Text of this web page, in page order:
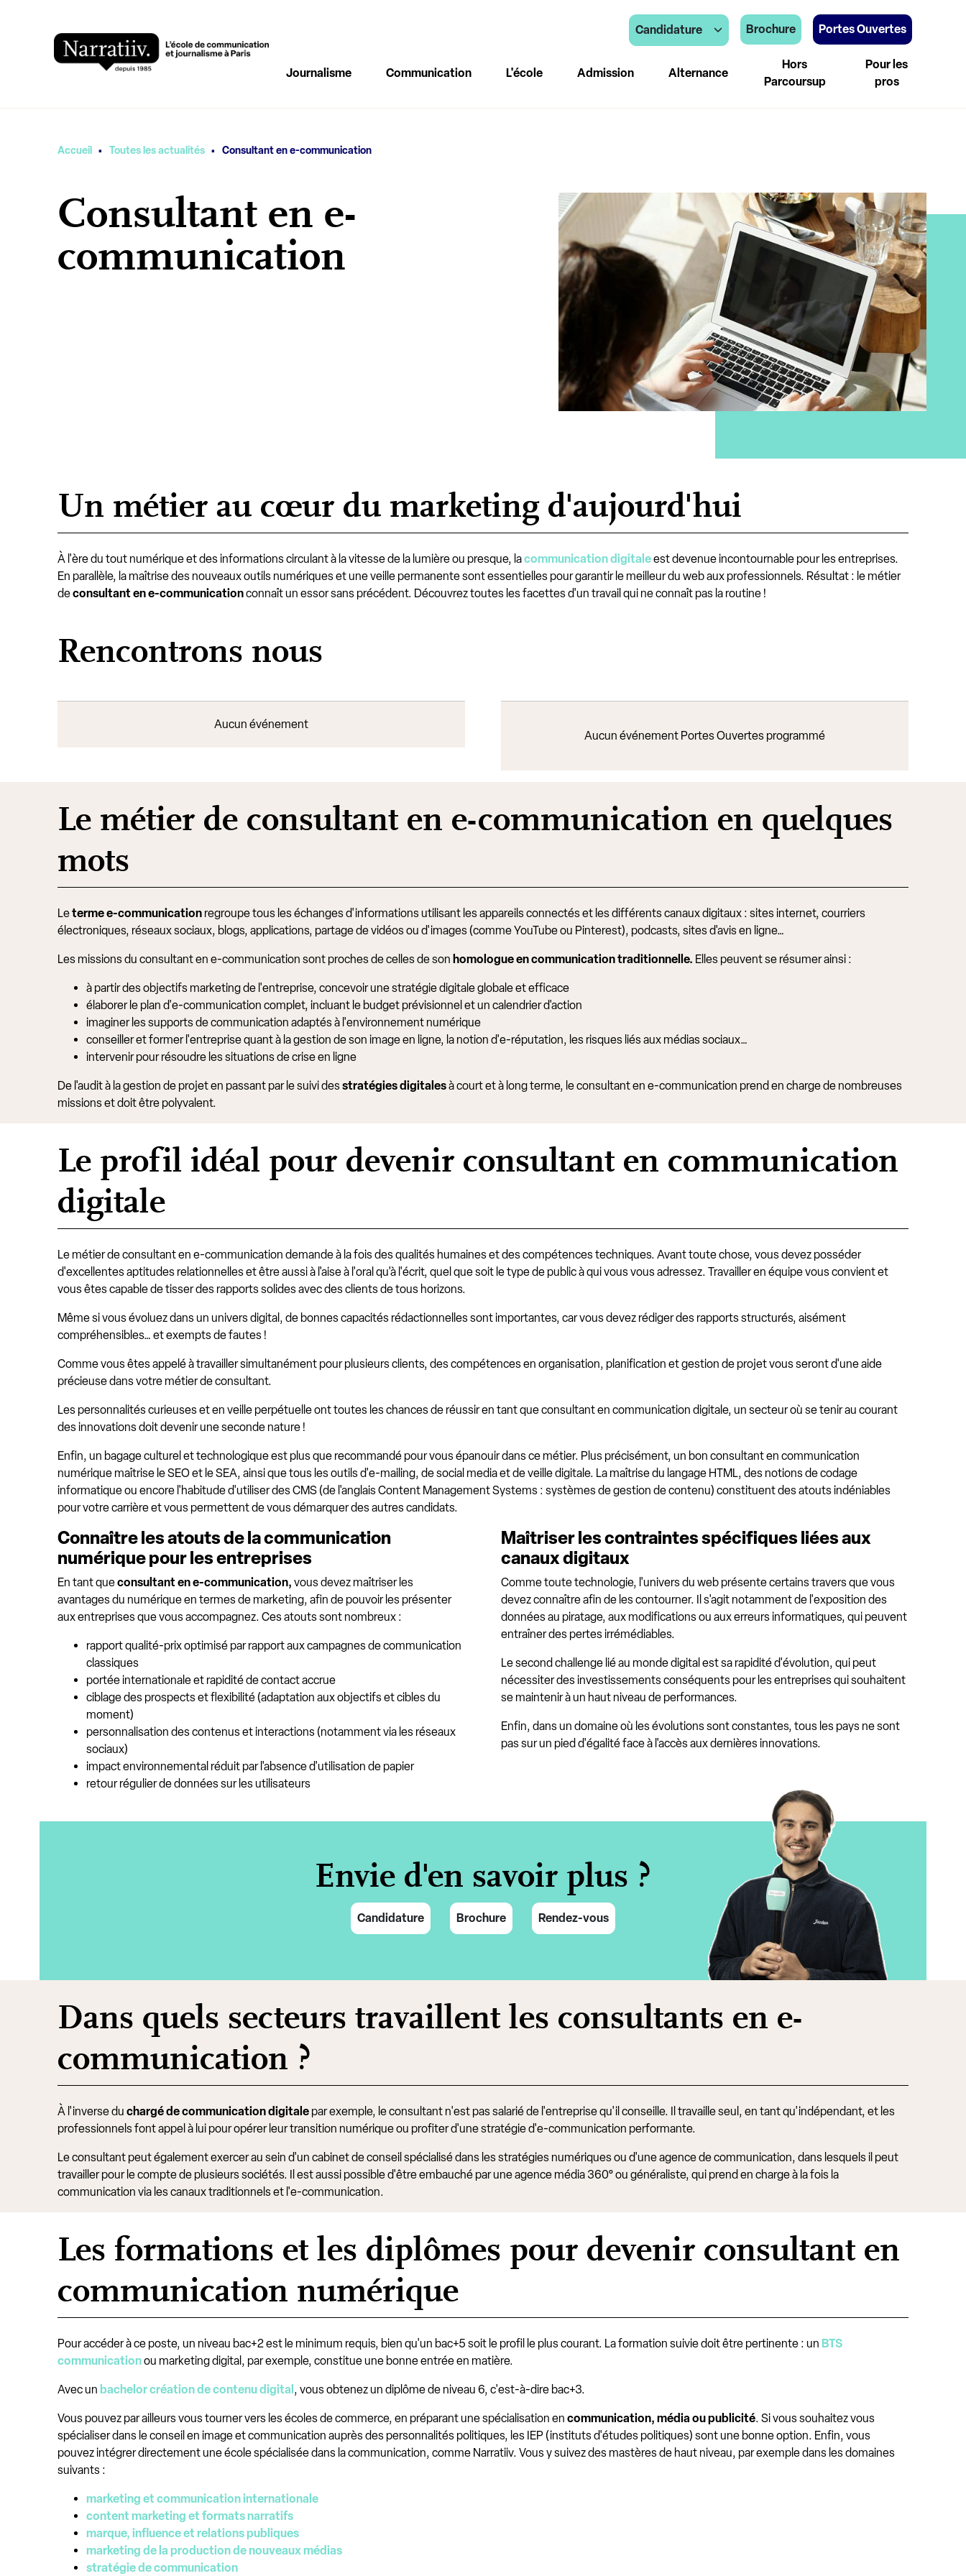
Vous êtes ici
Accueil · Toutes les actualités · Consultant en e-communication
Consultant en e-
communication
Un métier au cœur du marketing d'aujourd'hui
À l'ère du tout numérique et des informations circulant à la vitesse de la lumière ou presque, lacommunication digitaleest devenue incontournable pour les entreprises.
En parallèle, la maîtrise des nouveaux outils numériques et une veille permanente sont essentielles pour garantir le meilleur du web aux professionnels. Résultat : le métier
deconsultant en e-communicationconnaît un essor sans précédent. Découvrez toutes les facettes d'un travail qui ne connaît pas la routine !
Rencontrons nous
Aucun événement
Aucun événement Portes Ouvertes programmé
Le métier de consultant en e-communication en quelques
mots
Leterme e-communication regroupe tous les échanges d'informations utilisant les appareils connectés et les différents canaux digitaux : sites internet, courriers
électroniques, réseaux sociaux, blogs, applications, partage de vidéos ou d'images (comme YouTube ou Pinterest), podcasts, sites d'avis en ligne…
Les missions du consultant en e-communication sont proches de celles de son homologue en communication traditionnelle. Elles peuvent se résumer ainsi :
à partir des objectifs marketing de l'entreprise, concevoir une stratégie digitale globale et efficace
élaborer le plan d'e-communication complet, incluant le budget prévisionnel et un calendrier d'action
imaginer les supports de communication adaptés à l'environnement numérique
conseiller et former l'entreprise quant à la gestion de son image en ligne, la notion d'e-réputation, les risques liés aux médias sociaux…
intervenir pour résoudre les situations de crise en ligne
De l'audit à la gestion de projet en passant par le suivi desstratégies digitalesà court et à long terme, le consultant en e-communication prend en charge de nombreuses
missions et doit être polyvalent.
Le profil idéal pour devenir consultant en communication
digitale
Le métier de consultant en e-communication demande à la fois des qualités humaines et des compétences techniques. Avant toute chose, vous devez posséder
d'excellentes aptitudes relationnelles et être aussi à l'aise à l'oral qu'à l'écrit, quel que soit le type de public à qui vous vous adressez. Travailler en équipe vous convient et
vous êtes capable de tisser des rapports solides avec des clients de tous horizons.
Même si vous évoluez dans un univers digital, de bonnes capacités rédactionnelles sont importantes, car vous devez rédiger des rapports structurés, aisément
compréhensibles… et exempts de fautes !
Comme vous êtes appelé à travailler simultanément pour plusieurs clients, des compétences en organisation, planification et gestion de projet vous seront d'une aide
précieuse dans votre métier de consultant.
Les personnalités curieuses et en veille perpétuelle ont toutes les chances de réussir en tant que consultant en communication digitale, un secteur où se tenir au courant
des innovations doit devenir une seconde nature !
Enfin, un bagage culturel et technologique est plus que recommandé pour vous épanouir dans ce métier. Plus précisément, un bon consultant en communication
numérique maîtrise le SEO et le SEA, ainsi que tous les outils d'e-mailing, de social media et de veille digitale. La maîtrise du langage HTML, des notions de codage
informatique ou encore l'habitude d'utiliser des CMS (de l'anglais Content Management Systems : systèmes de gestion de contenu) constituent des atouts indéniables
pour votre carrière et vous permettent de vous démarquer des autres candidats.
Connaître les atouts de la communication
numérique pour les entreprises
En tant queconsultant en e-communication, vous devez maîtriser les
avantages du numérique en termes de marketing, afin de pouvoir les présenter
aux entreprises que vous accompagnez. Ces atouts sont nombreux :
rapport qualité-prix optimisé par rapport aux campagnes de communication
classiques
portée internationale et rapidité de contact accrue
ciblage des prospects et flexibilité (adaptation aux objectifs et cibles du
moment)
personnalisation des contenus et interactions (notamment via les réseaux
sociaux)
impact environnemental réduit par l'absence d'utilisation de papier
retour régulier de données sur les utilisateurs
Maîtriser les contraintes spécifiques liées aux
canaux digitaux
Comme toute technologie, l'univers du web présente certains travers que vous
devez connaître afin de les contourner. Il s'agit notamment de l'exposition des
données au piratage, aux modifications ou aux erreurs informatiques, qui peuvent
entraîner des pertes irrémédiables.
Le second challenge lié au monde digital est sa rapidité d'évolution, qui peut
nécessiter des investissements conséquents pour les entreprises qui souhaitent
se maintenir à un haut niveau de performances.
Enfin, dans un domaine où les évolutions sont constantes, tous les pays ne sont
pas sur un pied d'égalité face à l'accès aux dernières innovations.
Envie d'en savoir plus ?
Candidature Brochure Rendez-vous
Dans quels secteurs travaillent les consultants en e-
communication ?
À l'inverse du chargé de communication digitale par exemple, le consultant n'est pas salarié de l'entreprise qu'il conseille. Il travaille seul, en tant qu'indépendant, et les
professionnels font appel à lui pour opérer leur transition numérique ou profiter d'une stratégie d'e-communication performante.
Le consultant peut également exercer au sein d'un cabinet de conseil spécialisé dans les stratégies numériques ou d'une agence de communication, dans lesquels il peut
travailler pour le compte de plusieurs sociétés. Il est aussi possible d'être embauché par une agence média 360° ou généraliste, qui prend en charge à la fois la
communication via les canaux traditionnels et l'e-communication.
Les formations et les diplômes pour devenir consultant en
communication numérique
Pour accéder à ce poste, un niveau bac+2 est le minimum requis, bien qu'un bac+5 soit le profil le plus courant. La formation suivie doit être pertinente : un BTS
communicationou marketing digital, par exemple, constitue une bonne entrée en matière.
Avec un bachelor création de contenu digital , vous obtenez un diplôme de niveau 6, c'est-à-dire bac+3.
Vous pouvez par ailleurs vous tourner vers les écoles de commerce, en préparant une spécialisation en communication, média ou publicité. Si vous souhaitez vous
spécialiser dans le conseil en image et communication auprès des personnalités politiques, les IEP (instituts d'études politiques) sont une bonne option. Enfin, vous
pouvez intégrer directement une école spécialisée dans la communication, comme Narratiiv. Vous y suivez des mastères de haut niveau, par exemple dans les domaines
suivants :
marketing et communication internationale
content marketing et formats narratifs
marque, influence et relations publiques
marketing de la production de nouveaux médias
stratégie de communication
Candidature Brochure Portes Ouvertes
Journalisme Communication L'école Admission Alternance
Hors
Parcoursup
Pour les
pros